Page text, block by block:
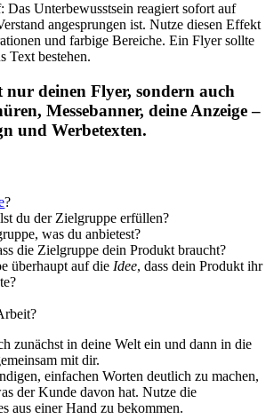
Das Unterbewusstsein reagiert sofort auf
angesprungen ist. Nutze diesen Effekt
und farbige Bereiche. Ein Flyer sollte
Text bestehen.
deinen Flyer, sondern auch
Messebanner, deine Anzeige –
und Werbetexten.
?
du der Zielgruppe erfüllen?
was du anbietest?
die Zielgruppe dein Produkt braucht?
überhaupt auf die Idee, dass dein Produkt ihr
zunächst in deine Welt ein und dann in die
mit dir.
einfachen Worten deutlich zu machen,
der Kunde davon hat. Nutze die
aus einer Hand zu bekommen.